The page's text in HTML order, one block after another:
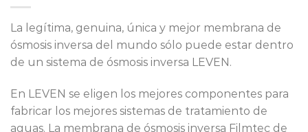
La legítima, genuina, única y mejor membrana de
ósmosis inversa del mundo sólo puede estar dentro
de un sistema de ósmosis inversa LEVEN.
En LEVEN se eligen los mejores componentes para
fabricar los mejores sistemas de tratamiento de
aguas. La membrana de ósmosis inversa Filmtec de